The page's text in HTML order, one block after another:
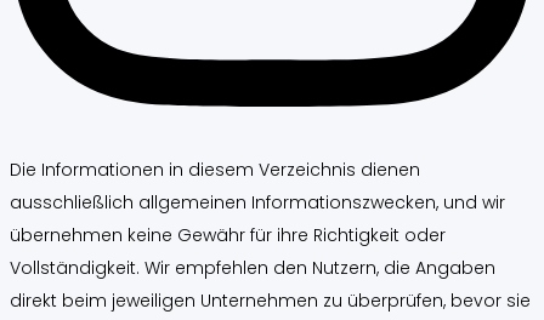
Die Informationen in diesem Verzeichnis dienen
ausschließlich allgemeinen Informationszwecken, und wir
übernehmen keine Gewähr für ihre Richtigkeit oder
Vollständigkeit. Wir empfehlen den Nutzern, die Angaben
direkt beim jeweiligen Unternehmen zu überprüfen, bevor sie